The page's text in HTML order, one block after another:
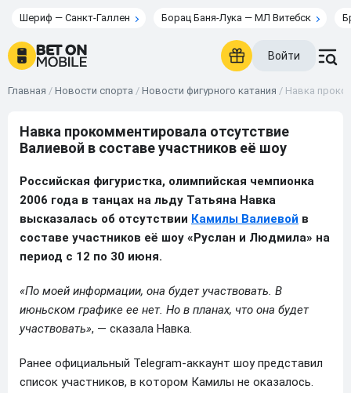
Шериф — Санкт-Галлен Борац Баня-Лука — МЛ Витебск
Войти
Главная / Новости спорта / Новости фигурного катания / Навка
Навка прокомментировала отсутствие
Валиевой в составе участников её шоу
Российская фигуристка, олимпийская чемпионка
2006 года в танцах на льду Татьяна Навка
высказалась об отсутствии Камилы Валиевой в
составе участников её шоу «Руслан и Людмила» на
период с 12 по 30 июня.
«По моей информации, она будет участвовать. В
июньском графике ее нет. Но в планах, что она будет
участвовать», — сказала Навка.
Ранее официальный Telegram-аккаунт шоу представил
список участников, в котором Камилы не оказалось.